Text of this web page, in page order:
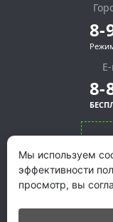
Мы используем
эффективности
просмотр, вы
8-
8-